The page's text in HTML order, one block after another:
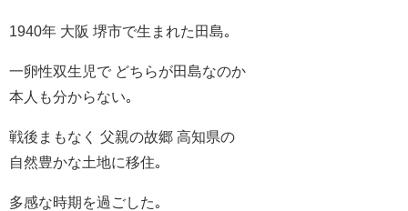
1940年 大阪 堺市で生まれた田島｡
一卵性双生児で どちらが田島なのか
本人も分からない｡
戦後まもなく 父親の故郷 高知県の
自然豊かな土地に移住｡
多感な時期を過ごした｡